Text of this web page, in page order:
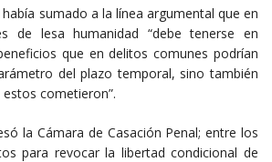
sumado a la línea argumental que en
de lesa humanidad “debe tenerse en
que en delitos comunes podrían
del plazo temporal, sino también
cometieron”.
la Cámara de Casación Penal; entre los
para revocar la libertad condicional de